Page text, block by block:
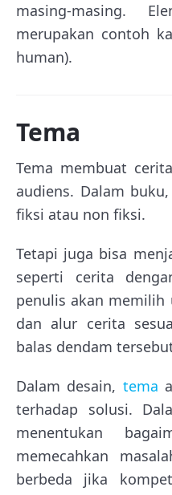
masing-masing.
merupakan contoh
human).
Tema
Tema membuat
audiens. Dalam
fiksi atau non fiksi.
Tetapi juga bisa
seperti cerita
penulis akan
dan alur cerita
balas dendam
Dalam desain, tema
terhadap solusi.
menentukan
memecahkan
berbeda jika